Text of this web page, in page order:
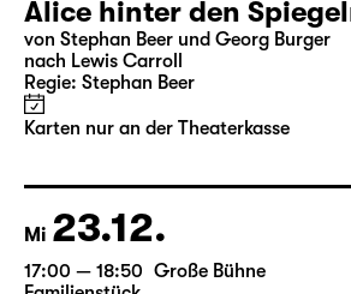
Di 22.12.
09:00 Große Bühne
Alice hinter den Spiegeln
von Stephan Beer und Georg Burger
Karten nur an der Theaterkasse